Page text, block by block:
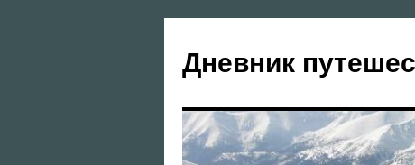
содержимому
Дневник